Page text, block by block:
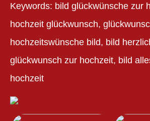
Keywords: bild glückwünsche zur
hochzeit glückwunsch,
hochzeitswünsche bild, bild
glückwunsch zur hochzeit, bild
hochzeit